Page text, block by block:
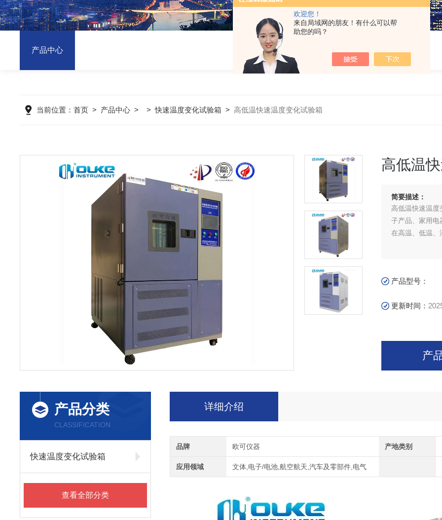
欢迎您！
来自局域网的朋友！有什么可以帮
助您的吗？
产品中心
当前位置：首页 > 产品中心 > >快速温度变化试验箱 >高低温快速温度变化试验箱
高低温
简要描述：
高低温快速温
子产品、家用电
在高温、低温、
产品型号：
更新时间：
产
产品分类
CLASSIFICATION
快速温度变化试验箱
查看全部分类
详细介绍
品牌 欧可仪器 产地类别
应用领域 文体,电子/电池,航空航天,汽车及零部件,电气